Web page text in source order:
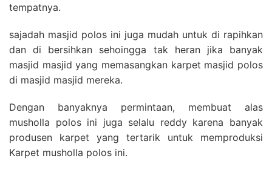
tempatnya.
sajadah masjid polos ini juga mudah untuk di rapihkan
dan di bersihkan sehoingga tak heran jika banyak
masjid masjid yang memasangkan karpet masjid polos
di masjid masjid mereka.
Dengan banyaknya permintaan, membuat alas
musholla polos ini juga selalu reddy karena banyak
produsen karpet yang tertarik untuk memproduksi
Karpet musholla polos ini.